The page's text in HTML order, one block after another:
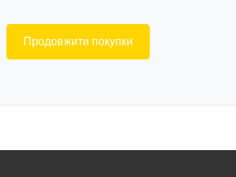
Продовжити покупки